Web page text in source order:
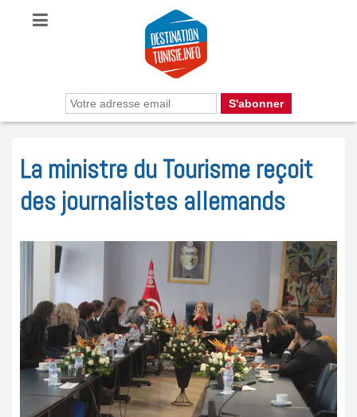
La ministre du Tourisme reçoit
des journalistes allemands